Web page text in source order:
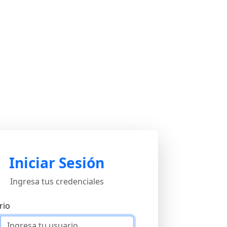
Iniciar Sesión
Ingresa tus credenciales